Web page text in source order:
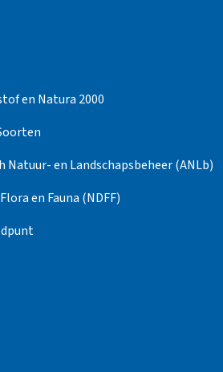
en Natura 2000
Natuur- en Landschapsbeheer (ANLb)
en Fauna (NDFF)